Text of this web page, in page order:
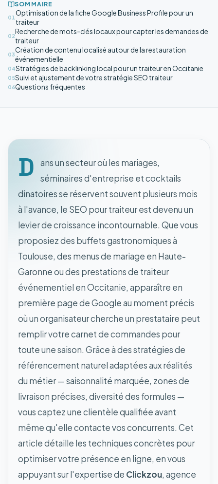
SOMMAIRE
01
Optimisation de la fiche Google Business Profile pour un
traiteur
02
Recherche de mots-clés locaux pour capter les demandes de
traiteur
03
Création de contenu localisé autour de la restauration
événementielle
04Stratégies de backlinking local pour un traiteur en Occitanie
05Suivi et ajustement de votre stratégie SEO traiteur
06Questions fréquentes
D
ans un secteur où les mariages,
séminaires d'entreprise et cocktails
dinatoires se réservent souvent plusieurs mois
à l'avance, le SEO pour traiteur est devenu un
levier de croissance incontournable. Que vous
proposiez des buffets gastronomiques à
Toulouse, des menus de mariage en Haute-
Garonne ou des prestations de traiteur
événementiel en Occitanie, apparaître en
première page de Google au moment précis
où un organisateur cherche un prestataire peut
remplir votre carnet de commandes pour
toute une saison. Grâce à des stratégies de
référencement naturel adaptées aux réalités
du métier — saisonnalité marquée, zones de
livraison précises, diversité des formules —
vous captez une clientèle qualifiée avant
même qu'elle contacte vos concurrents. Cet
article détaille les techniques concrètes pour
optimiser votre présence en ligne, en vous
appuyant sur l'expertise de Clickzou, agence